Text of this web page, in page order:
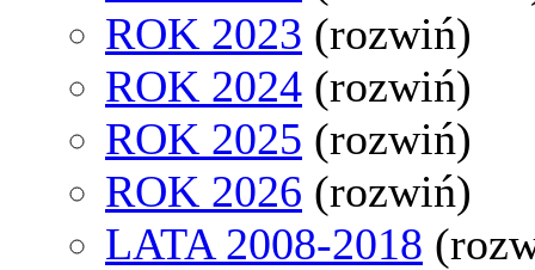
ROK 2023 (rozwiń)
ROK 2024 (rozwiń)
ROK 2025 (rozwiń)
ROK 2026 (rozwiń)
LATA 2008-2018